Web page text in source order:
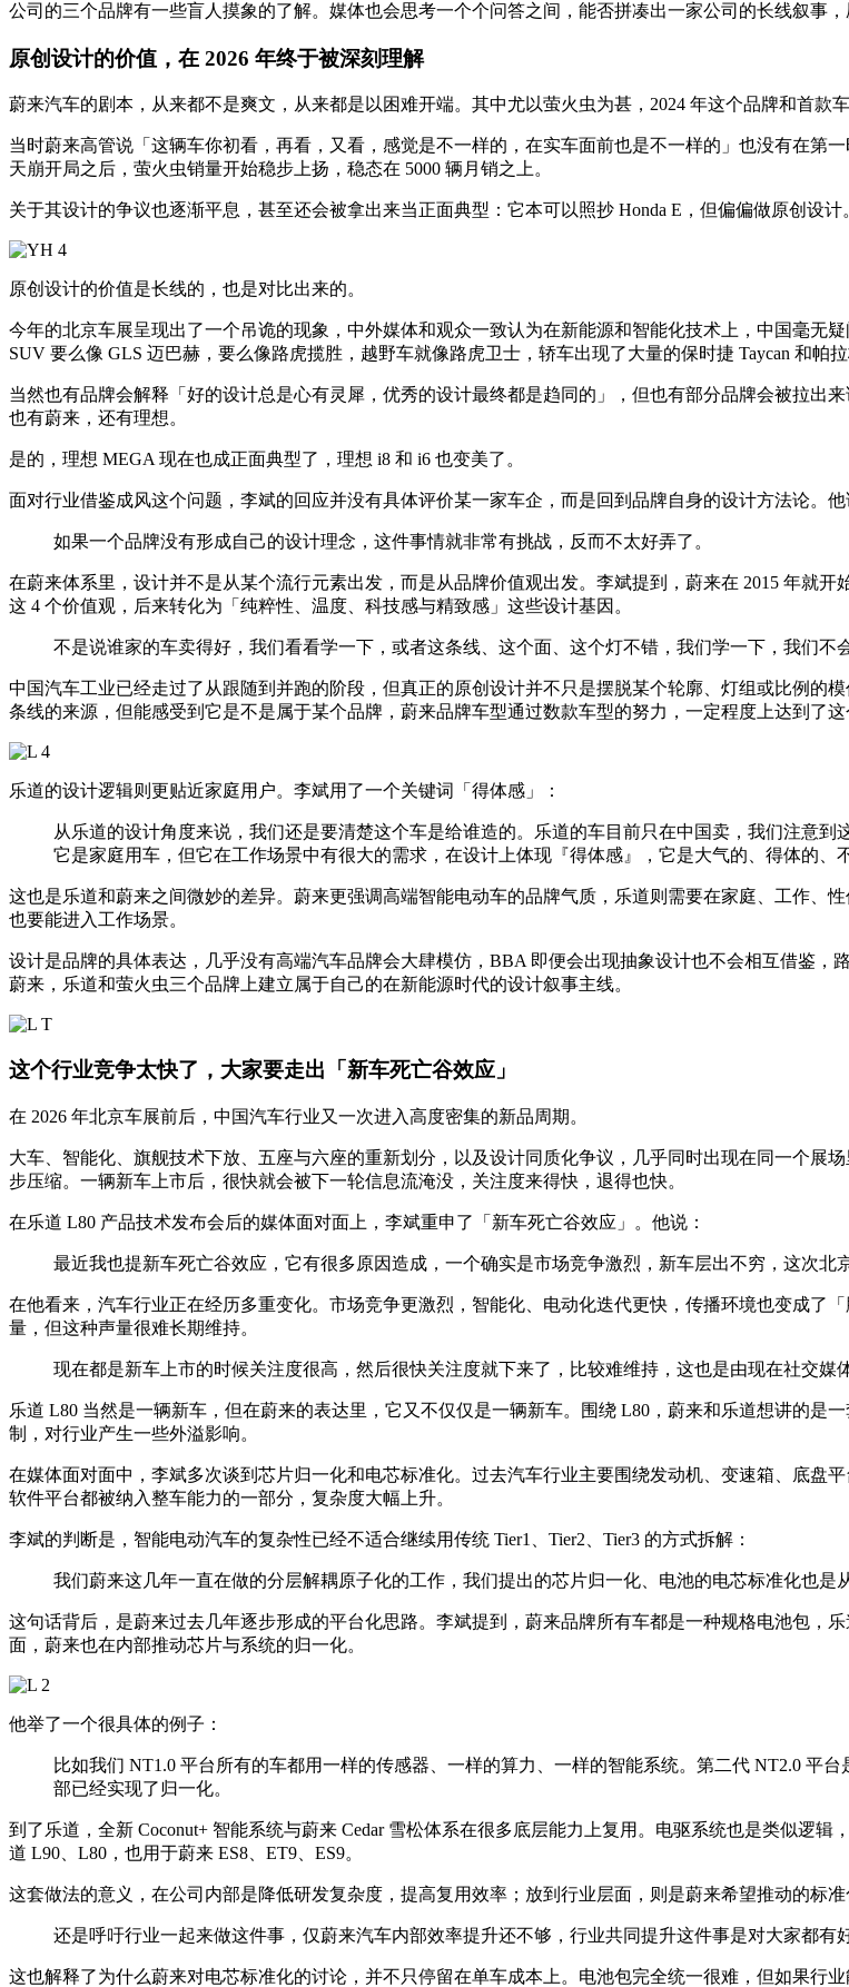
公司的三个品牌有一些盲人摸象的了解。媒体也会思考一个个问答之间，能否拼凑出一家公司的长线叙事，
原创设计的价值，在 2026 年终于被深刻理解
蔚来汽车的剧本，从来都不是爽文，从来都是以困难开端。其中尤以萤火虫为甚，2024 年这个品牌和首款
当时蔚来高管说「这辆车你初看，再看，又看，感觉是不一样的，在实车面前也是不一样的」也没有在第
天崩开局之后，萤火虫销量开始稳步上扬，稳态在 5000 辆月销之上。
关于其设计的争议也逐渐平息，甚至还会被拿出来当正面典型：它本可以照抄 Honda E，但偏偏做原创设计
原创设计的价值是长线的，也是对比出来的。
今年的北京车展呈现出了一个吊诡的现象，中外媒体和观众一致认为在新能源和智能化技术上，中国毫无
SUV 要么像 GLS 迈巴赫，要么像路虎揽胜，越野车就像路虎卫士，轿车出现了大量的保时捷 Taycan 和帕
当然也有品牌会解释「好的设计总是心有灵犀，优秀的设计最终都是趋同的」，但也有部分品牌会被拉出
也有蔚来，还有理想。
是的，理想 MEGA 现在也成正面典型了，理想 i8 和 i6 也变美了。
面对行业借鉴成风这个问题，李斌的回应并没有具体评价某一家车企，而是回到品牌自身的设计方法论。他
如果一个品牌没有形成自己的设计理念，这件事情就非常有挑战，反而不太好弄了。
在蔚来体系里，设计并不是从某个流行元素出发，而是从品牌价值观出发。李斌提到，蔚来在 2015 年就
这 4 个价值观，后来转化为「纯粹性、温度、科技感与精致感」这些设计基因。
不是说谁家的车卖得好，我们看看学一下，或者这条线、这个面、这个灯不错，我们学一下，我们不
中国汽车工业已经走过了从跟随到并跑的阶段，但真正的原创设计并不只是摆脱某个轮廓、灯组或比例的
条线的来源，但能感受到它是不是属于某个品牌，蔚来品牌车型通过数款车型的努力，一定程度上达到了这
乐道的设计逻辑则更贴近家庭用户。李斌用了一个关键词「得体感」：
从乐道的设计角度来说，我们还是要清楚这个车是给谁造的。乐道的车目前只在中国卖，我们注意
它是家庭用车，但它在工作场景中有很大的需求，在设计上体现『得体感』，它是大气的、得体的、
这也是乐道和蔚来之间微妙的差异。蔚来更强调高端智能电动车的品牌气质，乐道则需要在家庭、工作、
也要能进入工作场景。
设计是品牌的具体表达，几乎没有高端汽车品牌会大肆模仿，BBA 即便会出现抽象设计也不会相互借鉴
蔚来，乐道和萤火虫三个品牌上建立属于自己的在新能源时代的设计叙事主线。
这个行业竞争太快了，大家要走出「新车死亡谷效应」
在 2026 年北京车展前后，中国汽车行业又一次进入高度密集的新品周期。
大车、智能化、旗舰技术下放、五座与六座的重新划分，以及设计同质化争议，几乎同时出现在同一个展
步压缩。一辆新车上市后，很快就会被下一轮信息流淹没，关注度来得快，退得也快。
在乐道 L80 产品技术发布会后的媒体面对面上，李斌重申了「新车死亡谷效应」。他说：
最近我也提新车死亡谷效应，它有很多原因造成，一个确实是市场竞争激烈，新车层出不穷，这次北
在他看来，汽车行业正在经历多重变化。市场竞争更激烈，智能化、电动化迭代更快，传播环境也变成了
量，但这种声量很难长期维持。
现在都是新车上市的时候关注度很高，然后很快关注度就下来了，比较难维持，这也是由现在社交媒
乐道 L80 当然是一辆新车，但在蔚来的表达里，它又不仅仅是一辆新车。围绕 L80，蔚来和乐道想讲的
制，对行业产生一些外溢影响。
在媒体面对面中，李斌多次谈到芯片归一化和电芯标准化。过去汽车行业主要围绕发动机、变速箱、底盘
软件平台都被纳入整车能力的一部分，复杂度大幅上升。
李斌的判断是，智能电动汽车的复杂性已经不适合继续用传统 Tier1、Tier2、Tier3 的方式拆解：
我们蔚来这几年一直在做的分层解耦原子化的工作，我们提出的芯片归一化、电池的电芯标准化也是
这句话背后，是蔚来过去几年逐步形成的平台化思路。李斌提到，蔚来品牌所有车都是一种规格电池包，
面，蔚来也在内部推动芯片与系统的归一化。
他举了一个很具体的例子：
比如我们 NT1.0 平台所有的车都用一样的传感器、一样的算力、一样的智能系统。第二代 NT2.0 平
部已经实现了归一化。
到了乐道，全新 Coconut+ 智能系统与蔚来 Cedar 雪松体系在很多底层能力上复用。电驱系统也是类似逻
道 L90、L80，也用于蔚来 ES8、ET9、ES9。
这套做法的意义，在公司内部是降低研发复杂度，提高复用效率；放到行业层面，则是蔚来希望推动的标准
还是呼吁行业一起来做这件事，仅蔚来汽车内部效率提升还不够，行业共同提升这件事是对大家都有
这也解释了为什么蔚来对电芯标准化的讨论，并不只停留在单车成本上。电池包完全统一很难，但如果行